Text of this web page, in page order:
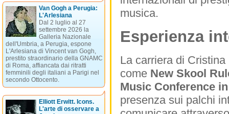
musica.
Esperienza
La carriera di
come New Skool
Music Conference
presenza sui palchi
Van Gogh a Perugia:
L'Arlesiana
Dal 2 luglio al 27
settembre 2026 la
Galleria Nazionale
dell'Umbria, a Perugia, espone
L'Arlesiana di Vincent van Gogh,
prestito straordinario della GNAMC
di Roma, affiancata dai ritratti
femminili degli italiani a Parigi nel
secondo Ottocento.
Elliott Erwitt. Icons.
L'arte di osservare a